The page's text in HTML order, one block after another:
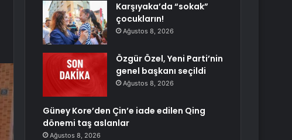
Karşıyaka’da “sokak”
çocukların!
Ağustos 8, 2026
Özgür Özel, Yeni Parti’nin
genel başkanı seçildi
Ağustos 8, 2026
Güney Kore’den Çin’e iade edilen Qing
dönemi taş aslanlar
Ağustos 8, 2026